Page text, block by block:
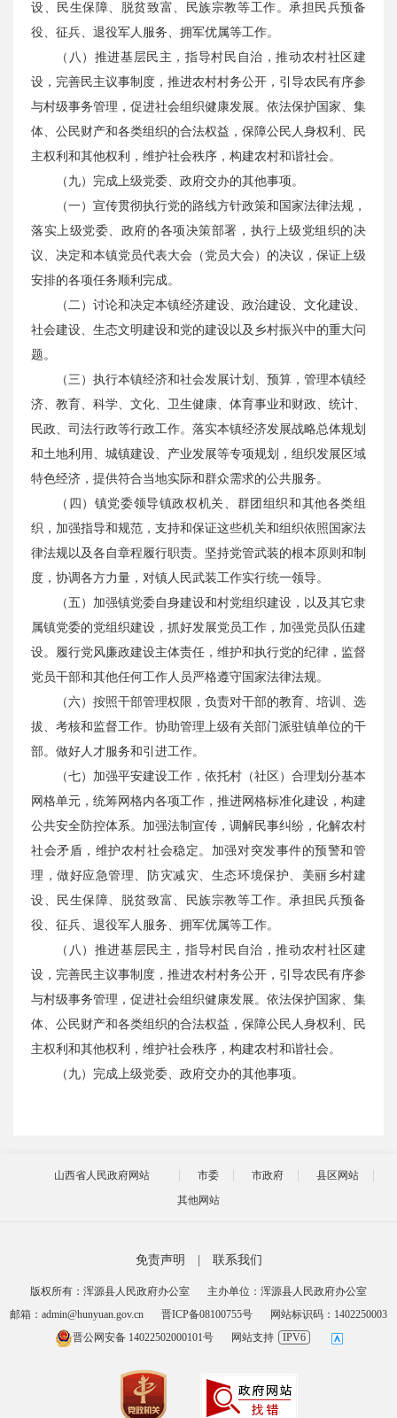
设、民生保障、脱贫致富、民族宗教等工作。承担民兵预备
役、征兵、退役军人服务、拥军优属等工作。
（八）推进基层民主，指导村民自治，推动农村社区建
设，完善民主议事制度，推进农村村务公开，引导农民有序参
与村级事务管理，促进社会组织健康发展。依法保护国家、集
体、公民财产和各类组织的合法权益，保障公民人身权利、民
主权利和其他权利，维护社会秩序，构建农村和谐社会。
（九）完成上级党委、政府交办的其他事项。
（一）宣传贯彻执行党的路线方针政策和国家法律法规，
落实上级党委、政府的各项决策部署，执行上级党组织的决
议、决定和本镇党员代表大会（党员大会）的决议，保证上级
安排的各项任务顺利完成。
（二）讨论和决定本镇经济建设、政治建设、文化建设、
社会建设、生态文明建设和党的建设以及乡村振兴中的重大问
题。
（三）执行本镇经济和社会发展计划、预算，管理本镇经
济、教育、科学、文化、卫生健康、体育事业和财政、统计、
民政、司法行政等行政工作。落实本镇经济发展战略总体规划
和土地利用、城镇建设、产业发展等专项规划，组织发展区域
特色经济，提供符合当地实际和群众需求的公共服务。
（四）镇党委领导镇政权机关、群团组织和其他各类组
织，加强指导和规范，支持和保证这些机关和组织依照国家法
律法规以及各自章程履行职责。坚持党管武装的根本原则和制
度，协调各方力量，对镇人民武装工作实行统一领导。
（五）加强镇党委自身建设和村党组织建设，以及其它隶
属镇党委的党组织建设，抓好发展党员工作，加强党员队伍建
设。履行党风廉政建设主体责任，维护和执行党的纪律，监督
党员干部和其他任何工作人员严格遵守国家法律法规。
（六）按照干部管理权限，负责对干部的教育、培训、选
拔、考核和监督工作。协助管理上级有关部门派驻镇单位的干
部。做好人才服务和引进工作。
（七）加强平安建设工作，依托村（社区）合理划分基本
网格单元，统筹网格内各项工作，推进网格标准化建设，构建
公共安全防控体系。加强法制宣传，调解民事纠纷，化解农村
社会矛盾，维护农村社会稳定。加强对突发事件的预警和管
理，做好应急管理、防灾减灾、生态环境保护、美丽乡村建
设、民生保障、脱贫致富、民族宗教等工作。承担民兵预备
役、征兵、退役军人服务、拥军优属等工作。
（八）推进基层民主，指导村民自治，推动农村社区建
设，完善民主议事制度，推进农村村务公开，引导农民有序参
与村级事务管理，促进社会组织健康发展。依法保护国家、集
体、公民财产和各类组织的合法权益，保障公民人身权利、民
主权利和其他权利，维护社会秩序，构建农村和谐社会。
（九）完成上级党委、政府交办的其他事项。
山西省人民政府网站 市委 市政府
县区网站
其他网站
免责声明 联系我们
版权所有：浑源县人民政府办公室
主办单位：浑源县人民政府办公室
邮箱：admin@hunyuan.gov.cn
晋ICP备08100755号
网站标识码：1402250003
晋公网安备 14022502000101号
网站支持 IPV6